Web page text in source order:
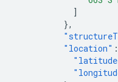
]
},
"location" :